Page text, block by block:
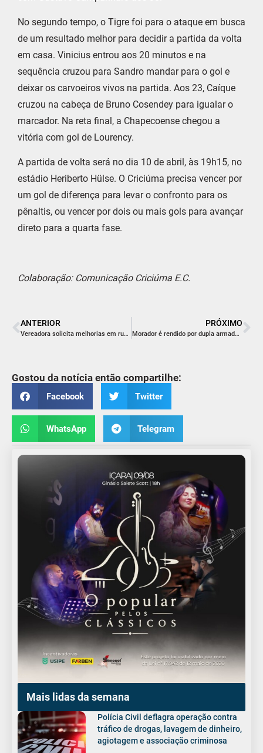
No segundo tempo, o Tigre foi para o ataque em busca
de um resultado melhor para decidir a partida da volta
em casa. Vinicius entrou aos 20 minutos e na
sequência cruzou para Sandro mandar para o gol e
deixar os carvoeiros vivos na partida. Aos 23, Caíque
cruzou na cabeça de Bruno Cosendey para igualar o
marcador. Na reta final, a Chapecoense chegou a
vitória com gol de Lourency.
A partida de volta será no dia 10 de abril, às 19h15, no
estádio Heriberto Hülse. O Criciúma precisa vencer por
um gol de diferença para levar o confronto para os
pênaltis, ou vencer por dois ou mais gols para avançar
direto para a quarta fase.
Colaboração: Comunicação Criciúma E.C.
ANTERIOR
Vereadora solicita melhorias em ruas do Centro
PRÓXIMO
Morador é rendido por dupla armada em sua residência
Gostou da notícia então compartilhe:
Facebook Twitter
WhatsApp Telegram
Mais lidas da semana
Polícia Civil deflagra operação contra
tráfico de drogas, lavagem de dinheiro,
agiotagem e associação criminosa